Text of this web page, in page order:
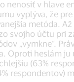
nenosiť v hlave
vyplýva, že
metóda.
svojho účtu pri
„vymkne“.
Oproti heslám ju
(63%
respondentov)